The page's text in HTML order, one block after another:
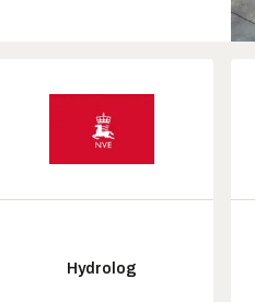
Hydrolog